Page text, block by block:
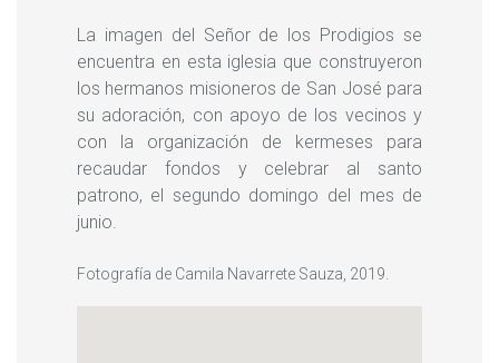
La imagen del Señor de los Prodigios se
encuentra en esta iglesia que construyeron
los hermanos misioneros de San José para
su adoración, con apoyo de los vecinos y
con la organización de kermeses para
recaudar fondos y celebrar al santo
patrono, el segundo domingo del mes de
junio.
Fotografía de Camila Navarrete Sauza, 2019.